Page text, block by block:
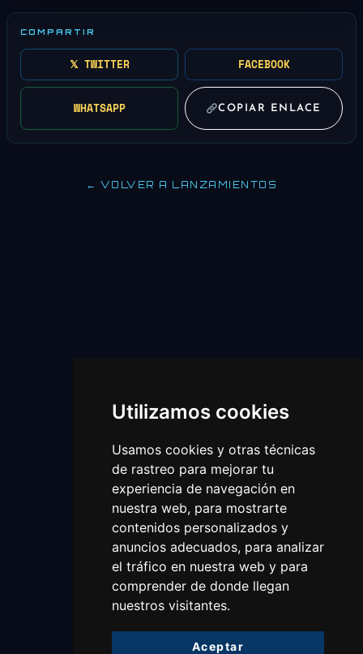
Utilizamos cookies
Usamos cookies y otras técnicas
de rastreo para mejorar tu
experiencia de navegación en
nuestra web, para mostrarte
contenidos personalizados y
anuncios adecuados, para analizar
el tráfico en nuestra web y para
comprender de donde llegan
nuestros visitantes.
Aceptar
COMPARTIR
𝕏 TWITTER FACEBOOK
WHATSAPP COPIAR ENLACE
← VOLVER A LANZAMIENTOS